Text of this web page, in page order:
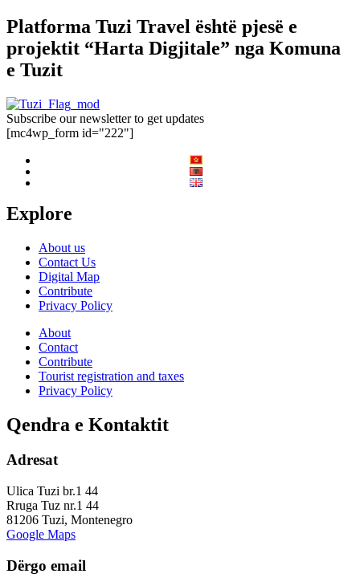
Platforma Tuzi Travel është pjesë e
projektit “Harta Digjitale” nga Komuna
e Tuzit
Subscribe our newsletter to get updates
[mc4wp_form id="222"]
Explore
About us
Contact Us
Digital Map
Contribute
Privacy Policy
About
Contact
Contribute
Tourist registration and taxes
Privacy Policy
Qendra e Kontaktit
Adresat
Ulica Tuzi br.1 44
Rruga Tuz nr.1 44
81206 Tuzi, Montenegro
Google Maps
Dërgo email